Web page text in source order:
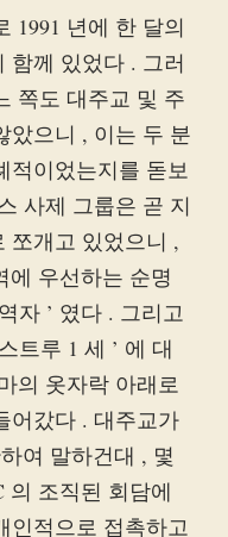
1991 년에 한 달의
함께 있었다 . 그러
쪽도 대주교 및 주
았으니 , 이는 두 분
적이었는지를 돋보
사제 그룹은 곧 지
쪼개고 있었으니 ,
에 우선하는 순명
자 ’ 였다 . 그리고
트루 1 세 ’ 에 대
의 옷자락 아래로
어갔다 . 대주교가
여 말하건대 , 몇
의 조직된 회담에
인적으로 접촉하고